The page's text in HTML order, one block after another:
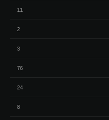
11
2
3
76
24
8